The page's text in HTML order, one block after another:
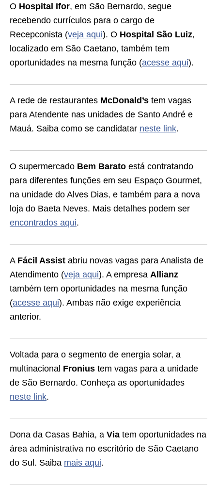
O Hospital Ifor, em São Bernardo, segue
recebendo currículos para o cargo de
Recepconista (veja aqui). O Hospital São Luiz,
localizado em São Caetano, também tem
oportunidades na mesma função (acesse aqui).
A rede de restaurantes McDonald’s tem vagas
para Atendente nas unidades de Santo André e
Mauá. Saiba como se candidatar neste link.
O supermercado Bem Barato está contratando
para diferentes funções em seu Espaço Gourmet,
na unidade do Alves Dias, e também para a nova
loja do Baeta Neves. Mais detalhes podem ser
encontrados aqui.
A Fácil Assist abriu novas vagas para Analista de
Atendimento (veja aqui). A empresa Allianz
também tem oportunidades na mesma função
(acesse aqui). Ambas não exige experiência
anterior.
Voltada para o segmento de energia solar, a
multinacional Fronius tem vagas para a unidade
de São Bernardo. Conheça as oportunidades
neste link.
Dona da Casas Bahia, a Via tem oportunidades na
área administrativa no escritório de São Caetano
do Sul. Saiba mais aqui.